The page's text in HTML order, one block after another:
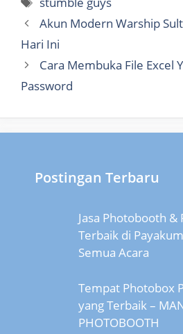
Akun Modern Warship
Hari Ini
Cara Membuka File Excel
Password
Postingan Terbaru
Jasa Photobooth &
Terbaik di
Semua Acara
Tempat Photobox
yang Terbaik –
PHOTOBOOTH